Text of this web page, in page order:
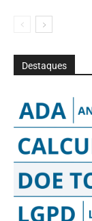
Destaques